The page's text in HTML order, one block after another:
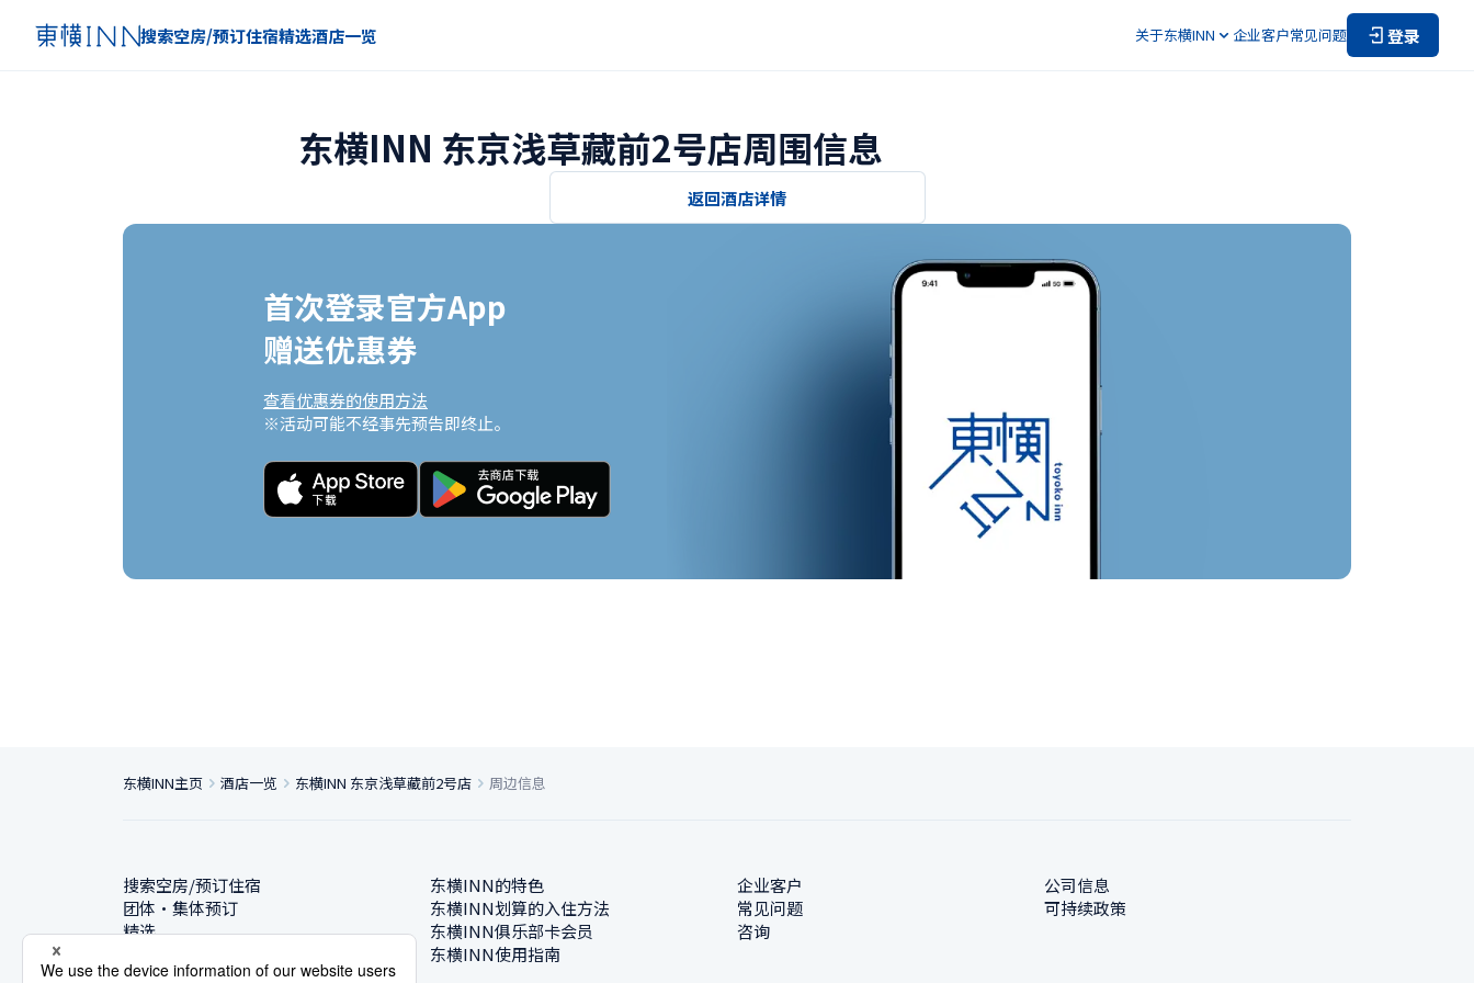
搜索空房/预订住宿精选酒店一览 关于东横INN 企业客户常见问题 登录
东横INN 东京浅草藏前2号店周围信息
返回酒店详情
首次登录官方App
赠送优惠券
查看优惠券的使用方法
※活动可能不经事先预告即终止。
东横INN主页 酒店一览 东横INN 东京浅草藏前2号店 周边信息
搜索空房/预订住宿
团体・集体预订
精选
东横INN的特色
东横INN划算的入住方法
东横INN俱乐部卡会员
东横INN使用指南
企业客户
常见问题
咨询
公司信息
可持续政策